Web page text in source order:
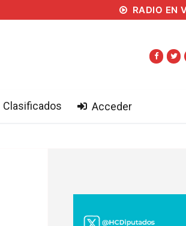
RADIO EN
Clasificados Acceder